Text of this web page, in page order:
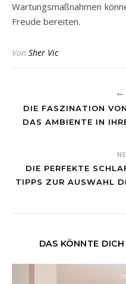
Wartungsmaßnahmen
Freude bereiten.
Von Sher Vic
DIE FASZINATION
DAS AMBIENTE IN
DIE PERFEKTE
TIPPS ZUR AUSWAHL
DAS KÖNNTE